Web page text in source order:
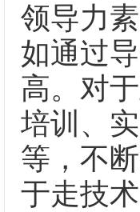
领导力
如通过
高。对
培训、
等，不
于走技